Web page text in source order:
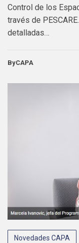
Control de los
través de
detalladas…
ByCAPA
Novedades CAPA